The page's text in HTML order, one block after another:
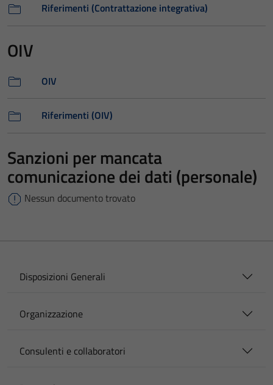
Riferimenti (Contrattazione integrativa)
OIV
OIV
Riferimenti (OIV)
Sanzioni per mancata
comunicazione dei dati (personale)
Nessun documento trovato
Disposizioni Generali
Organizzazione
Consulenti e collaboratori